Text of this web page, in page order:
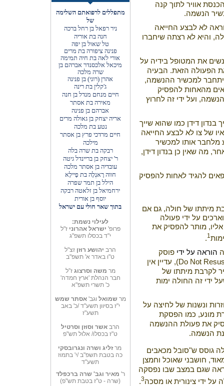
אוויר לתוך קנה
הנשמה.
לא לבצע החייאה
והיא לא רצתה שיחברו
את המטופל בידיה על
הפעולה הזאת. הבעיה
למכשיר ההנשמה,
מהאחות להפסיק
ועל ידי זה לחרוץ
דידן כמו שהוא שייך
של צו לא לבצע החייאה
מלחבר אותו למכשיר
מה שאין כן בנדון דידן,
להגיד לאחות להפסיק
מיתתו של חולה, גם אם
על ידי פעולה
מותר להפסיק את
1
.
הוראה על ידי פוסק
Do Not
), עדיין אין
לקרבת מיתתו של
ידי זה החולה ימות
ונשנות של לחיצה על
מונע, כמו הפסקת
את פעולת ההנשמה
הנשמה.
גוסס ש"סובל מכאבים
חושבני שאוכל וחמצן
נראה שגם במצב שבו נפסקה
ידי צינורית או מסכה3
.
מתפללים לרפואתם השלימה
של
ניר רפאל בן רחל ברכה
חנה בת אוריה
טל שאול בן יפה
פנינה ציפורה בת מרים
אורי לאה בת חיה תמימה
מיכאל אלכסנדר אברהם בן
שרה מלכה
אהרן (רוני) בן פנינה
ג'קלין בת רינה
חיים מנחם מנדל בן חנה
מאירה בת אסתר
אברהם בן פנינה
אריה יצחק בן גאולה מרים
נטע בת מלכה
חיים מרדכי פרץ בן אסתר
מילכה
רבקה בת שרה בלה
ר' יצחק בן בריינדל גיטה
עובדיה בן אסתר מלכה
חווה רָאנְלָה בת פָיילָא
הילל בן תמר שפרה
ירחמיאל בן זלאטה רבקה
יוסף בן אורית
בתוך שאר חולי עם ישראל
לעילוי נשמת:
פרופ' ישראל אהרוני ז"ל
י"ד בכסלו תשפ"ג
הרב יהושע רוזן זצ"ל
ט"ו באדר א' תשפ"ב
מר משה וסרצוג ז”ל
חבר הנהלת 'ארץ חמדה'
כ' תשרי תשפ"א
מר שמואל וגב'אסתר שמש
י"ז בסיוון תשע"ד /כ' באב
תשע"ז
הרב אשר וסוזן וסרטיל
ט"ז בכסלו/ אלול תש"פ
מרזליג ושרה ונגרובסקי
כה בטבת תשפ"ב /י' בתמוז
תשע"ד
ר' מאיר וגב' שרה ברכפלד
(שרה - ט"ז בטבת תש"פ)